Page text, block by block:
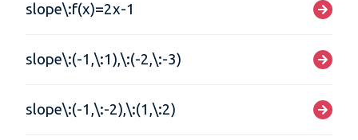
slope\:f(x)=2x-1
slope\:(-1,\:1),\:(-2,\:-3)
slope\:(-1,\:-2),\:(1,\:2)